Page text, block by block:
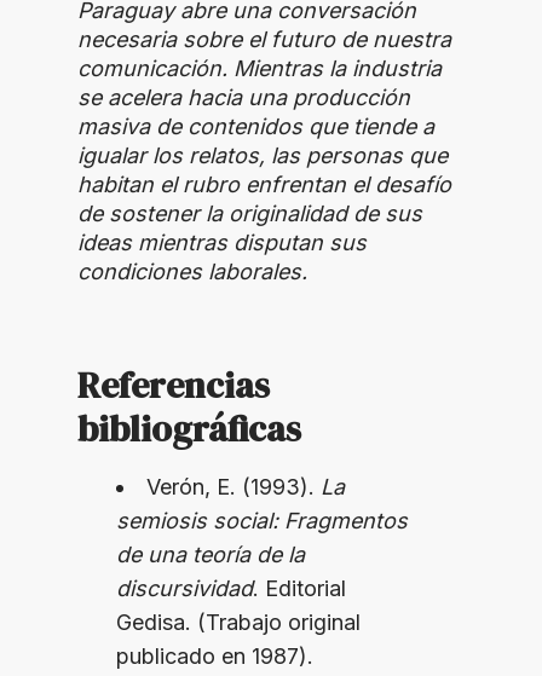
Paraguay abre una conversación
necesaria sobre el futuro de nuestra
comunicación. Mientras la industria
se acelera hacia una producción
masiva de contenidos que tiende a
igualar los relatos, las personas que
habitan el rubro enfrentan el desafío
de sostener la originalidad de sus
ideas mientras disputan sus
condiciones laborales.
Referencias
bibliográficas
Verón, E. (1993). La
semiosis social: Fragmentos
de una teoría de la
discursividad. Editorial
Gedisa. (Trabajo original
publicado en 1987).